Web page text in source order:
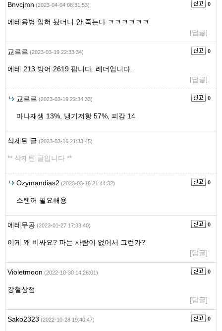
Bnvcjmn (2023-04-04 08:31:53) 0
에테용병 입혀 놨더니 안 죽는다 ㅋㅋㅋㅋㅋㅋ
[답글]
교르르 (2023-03-19 22:33:34) 0
에테 213 방어 2619 팝니다. 레더입니다.
[답글]
교르르 (2023-03-19 22:34:33) 0
마나재생 13%, 냉기저항 57%, 피감 14
삭제된 글 (2023-03-16 21:33:45)
** 삭제된 글입니다 **
Ozymandias2 (2023-03-16 21:44:32) 0
스탠꺼 필요해용
에테무공 (2023-01-27 17:33:40) 0
이게 왜 비싸요? 파는 사람이 없어서 그런가?
[답글]
Violetmoon (2022-10-30 14:26:01) 0
강철상점
[답글]
Sako2323 (2022-10-28 19:40:47) 0